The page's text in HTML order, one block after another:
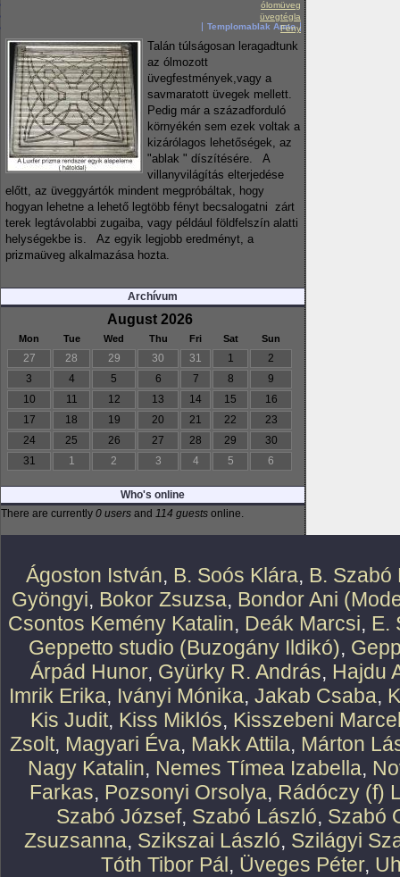
ólomüveg
üvegtégla
Fény
Templomablak Anno
Talán túlságosan leragadtunk
az ólmozott
üvegfestmények,vagy a
savmaratott üvegek mellett.
Pedig már a századforduló
környékén sem ezek voltak a
kizárólagos lehetőségek, az
"ablak " díszítésére. A
villanyvilágítás elterjedése
előtt, az üveggyártók mindent megpróbáltak, hogy
hogyan lehetne a lehető legtöbb fényt becsalogatni zárt
terek legtávolabbi zugaiba, vagy például földfelszín alatti
helységekbe is. Az egyik legjobb eredményt, a
prizmaüveg alkalmazása hozta.
Archívum
August 2026
Mon Tue Wed Thu Fri Sat Sun
27 28 29 30 31 1
2
3
4 5 6 7 8
9
10
11 12 13 14 15
16
17
18 19 20 21 22
23
24
25 26 27 28 29
30
31
1 2 3 4 5 6
Who's online
There are currently 0 users and 114 guests online.
Ágoston István, B. Soós Klára, B. Szabó
Gyöngyi, Bokor Zsuzsa, Bondor Ani
Csontos Kemény Katalin, Deák Marcsi, E.
Geppetto studio (Buzogány Ildikó),
Árpád Hunor, Gyürky R. András, Hajdu
Imrik Erika, Iványi Mónika, Jakab Csaba,
Kis Judit, Kiss Miklós, Kisszebeni
Zsolt, Magyari Éva, Makk Attila, Márton
Nagy Katalin, Nemes Tímea Izabella,
Farkas, Pozsonyi Orsolya, Rádóczy (f)
Szabó József, Szabó László, Szabó
Zsuzsanna, Szikszai László, Szilágyi
Tóth Tibor Pál, Üveges Péter,